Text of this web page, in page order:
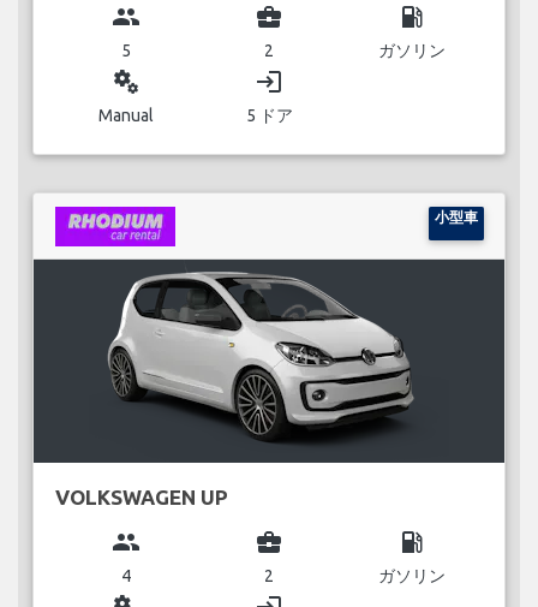
group
5
business_center
2
local_gas_station
ガソリン
miscellaneous_services
Manual
login
5 ドア
小型車
VOLKSWAGEN UP
group
4
business_center
2
local_gas_station
ガソリン